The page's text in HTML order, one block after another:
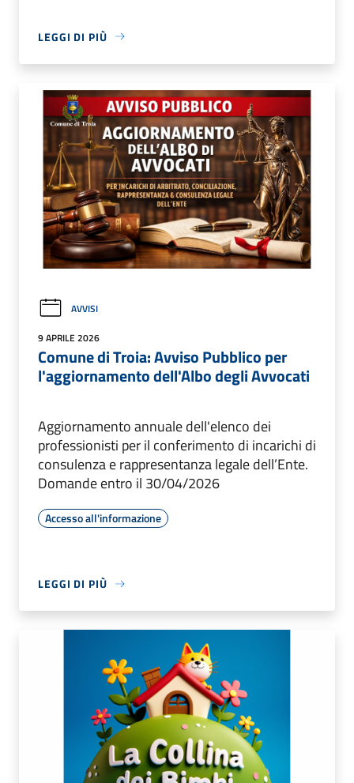
LEGGI DI PIÙ
AVVISI
9 APRILE 2026
Comune di Troia: Avviso Pubblico per
l'aggiornamento dell'Albo degli Avvocati
Aggiornamento annuale dell'elenco dei
professionisti per il conferimento di incarichi di
consulenza e rappresentanza legale dell’Ente.
Domande entro il 30/04/2026
Accesso all'informazione
LEGGI DI PIÙ